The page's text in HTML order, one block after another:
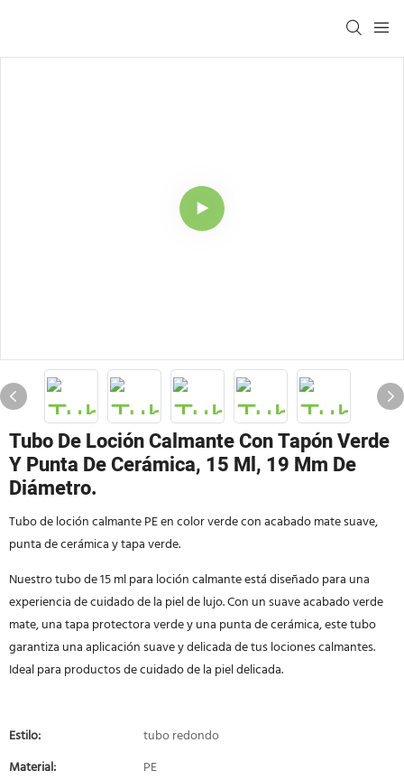
Tubo De Loción Calmante Con Tapón Verde
Y Punta De Cerámica, 15 Ml, 19 Mm De
Diámetro.
Tubo de loción calmante PE en color verde con acabado mate suave,
punta de cerámica y tapa verde.
Nuestro tubo de 15 ml para loción calmante está diseñado para una
experiencia de cuidado de la piel de lujo. Con un suave acabado verde
mate, una tapa protectora verde y una punta de cerámica, este tubo
garantiza una aplicación suave y delicada de tus lociones calmantes.
Ideal para productos de cuidado de la piel delicada.
Estilo:
tubo redondo
Material:
PE